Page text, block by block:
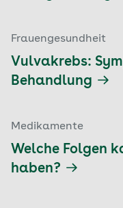
Frauengesundheit
Vulvakrebs:
Behandlung
Medikamente
Welche Folgen
haben?